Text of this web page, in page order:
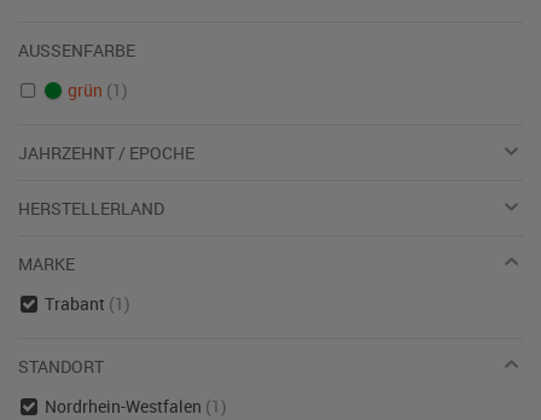
AUSSENFARBE
grün (1)
JAHRZEHNT / EPOCHE
HERSTELLERLAND
MARKE
Trabant (1)
STANDORT
Nordrhein-Westfalen (1)